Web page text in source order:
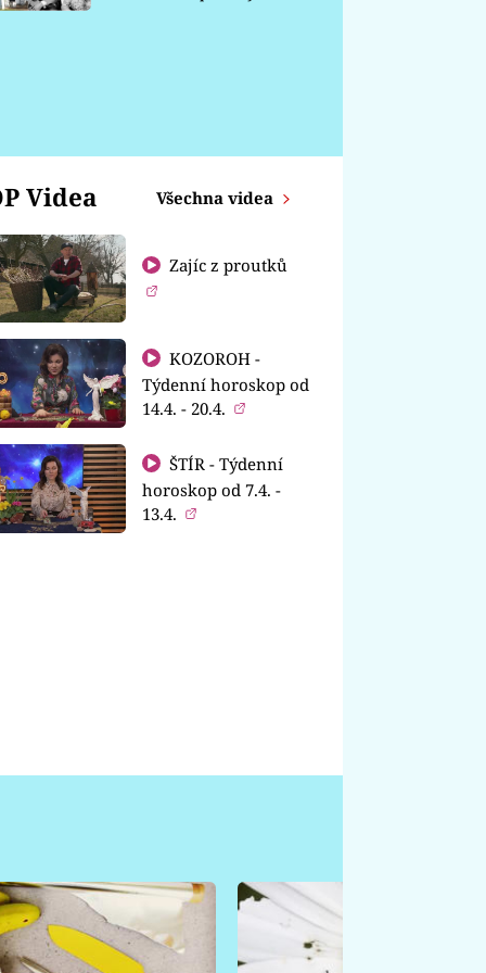
Videa Všechna videa
Zajíc z proutků
KOZOROH -
Týdenní horoskop od
14.4. - 20.4.
ŠTÍR - Týdenní
horoskop od 7.4. -
13.4.